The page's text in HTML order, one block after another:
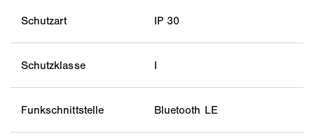
Schutzart IP 30
Schutzklasse I
Funkschnittstelle Bluetooth LE